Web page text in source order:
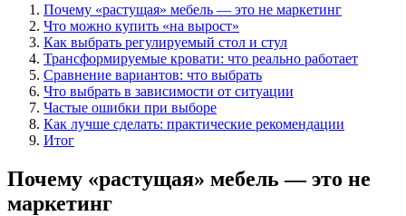
Почему «растущая» мебель — это не маркетинг
Что можно купить «на вырост»
Как выбрать регулируемый стол и стул
Трансформируемые кровати: что реально работает
Сравнение вариантов: что выбрать
Что выбрать в зависимости от ситуации
Частые ошибки при выборе
Как лучше сделать: практические рекомендации
Итог
Почему «растущая» мебель — это не
маркетинг